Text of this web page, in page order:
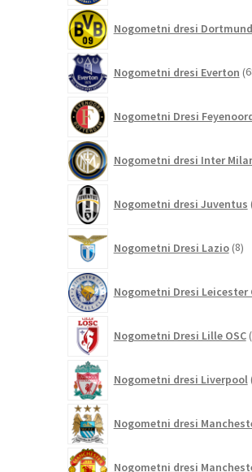
Nogometni dresi Dortmund
Nogometni dresi Everton
Nogometni Dresi
Nogometni dresi Inter
Nogometni dresi Juventus
Nogometni Dresi Lazio 8
Nogometni Dresi Leicester
Nogometni Dresi Lille OSC
Nogometni dresi Liverpool
Nogometni dresi
Nogometni dresi